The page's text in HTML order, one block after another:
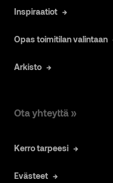
Inspiraatiot
Opas toimitilan valintaan
Arkisto
Ota yhteyttä »
Kerro tarpeesi
Evästeet